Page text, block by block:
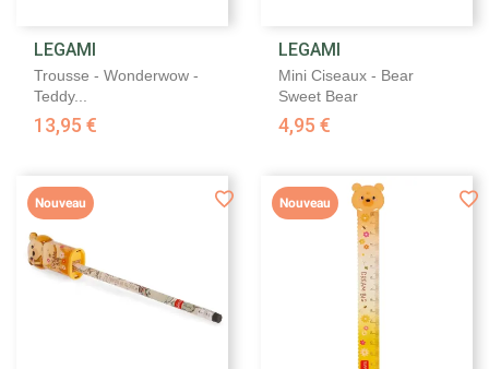
LEGAMI
Trousse - Wonderwow -
Teddy...
13,95 €
LEGAMI
Mini Ciseaux - Bear
Sweet Bear
4,95 €
Nouveau Nouveau